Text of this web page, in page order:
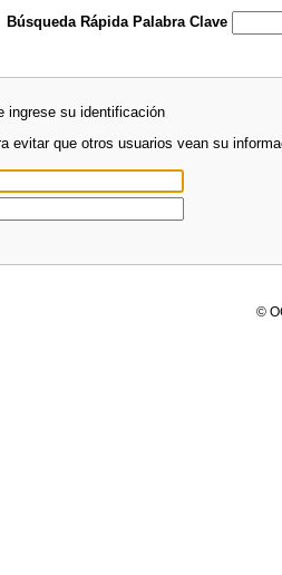
Búsqueda Rápida Palabra Clave
ingrese su identificación
evitar que otros usuarios vean su
©